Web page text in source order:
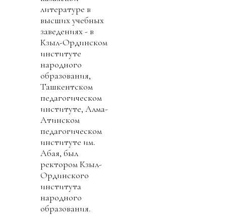
литературе в
высших учебных
заведениях - в
Кзыл-Ординском
институте
народного
образования,
Ташкентском
педагогическом
институте, Алма-
Атинском
педагогическом
институте им.
Абая, был
ректором Кзыл-
Ординского
института
народного
образования.